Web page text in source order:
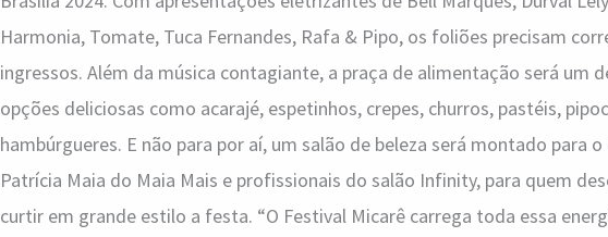
Harmonia, Tomate, Tuca Fernandes, Rafa & Pipo, os foliões precisam
ingressos. Além da música contagiante, a praça de alimentação será um
opções deliciosas como acarajé, espetinhos, crepes, churros, pastéis,
hambúrgueres. E não para por aí, um salão de beleza será montado para
Patrícia Maia do Maia Mais e profissionais do salão Infinity, para quem
curtir em grande estilo a festa. “O Festival Micarê carrega toda essa